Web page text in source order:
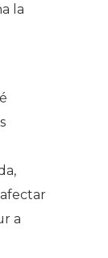
la
a